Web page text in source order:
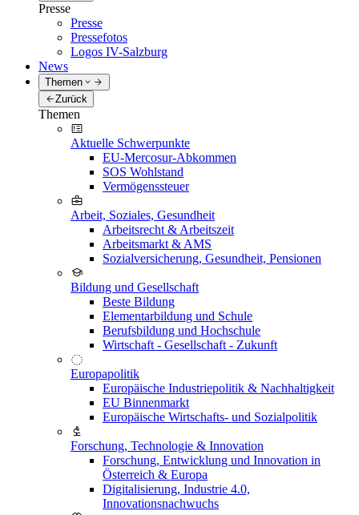
Presse
Presse
Pressefotos
Logos IV-Salzburg
News
Themen
Zurück
Themen
Aktuelle Schwerpunkte
EU-Mercosur-Abkommen
SOS Wohlstand
Vermögenssteuer
Arbeit, Soziales, Gesundheit
Arbeitsrecht & Arbeitszeit
Arbeitsmarkt & AMS
Sozialversicherung, Gesundheit, Pensionen
Bildung und Gesellschaft
Beste Bildung
Elementarbildung und Schule
Berufsbildung und Hochschule
Wirtschaft - Gesellschaft - Zukunft
Europapolitik
Europäische Industriepolitik & Nachhaltigkeit
EU Binnenmarkt
Europäische Wirtschafts- und Sozialpolitik
Forschung, Technologie & Innovation
Forschung, Entwicklung und Innovation in
Österreich & Europa
Digitalisierung, Industrie 4.0,
Innovationsnachwuchs